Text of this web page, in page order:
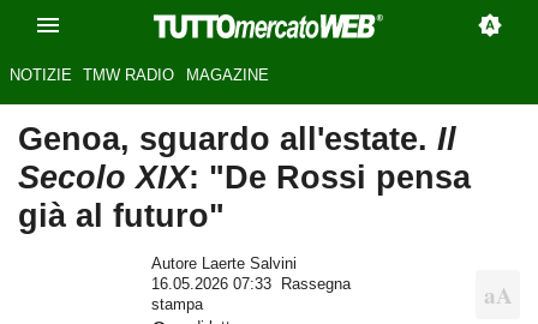
NOTIZIE TMW RADIO MAGAZINE
Genoa, sguardo all'estate. Il
Secolo XIX: "De Rossi pensa
già al futuro"
Autore Laerte Salvini
16.05.2026 07:33
Rassegna
stampa